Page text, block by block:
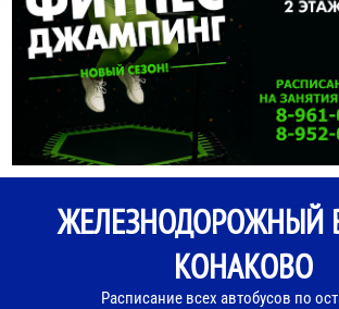
ЖЕЛЕЗНОДОРОЖНЫЙ
КОНАКОВО
Расписание всех автобусов по